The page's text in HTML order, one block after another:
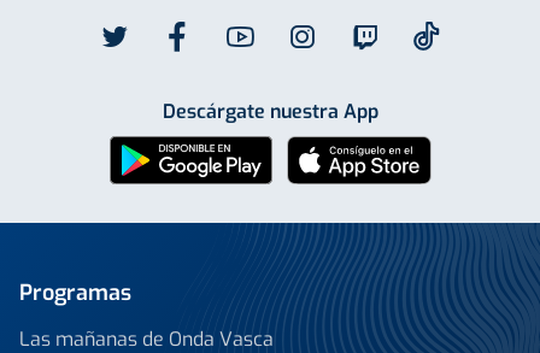
Descárgate nuestra App
Programas
Las mañanas de Onda Vasca